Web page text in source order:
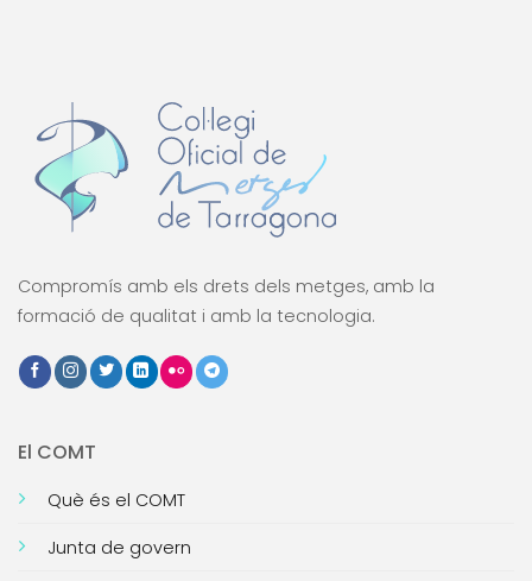
Compromís amb els drets dels metges, amb la
formació de qualitat i amb la tecnologia.
El COMT
Què és el COMT
Junta de govern